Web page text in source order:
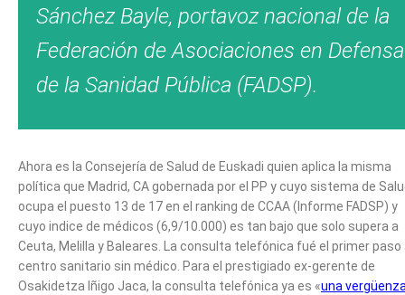
Sánchez Bayle, portavoz nacional de la
Federación de Asociaciones en Defensa
de la Sanidad Pública (FADSP).
Ahora es la Consejería de Salud de Euskadi quien aplica la misma
política que Madrid, CA gobernada por el PP y cuyo sistema de
ocupa el puesto 13 de 17 en el ranking de CCAA (Informe FADSP) y
cuyo indice de médicos (6,9/10.000) es tan bajo que solo supera a
Ceuta, Melilla y Baleares. La consulta telefónica fué el primer paso
centro sanitario sin médico. Para el prestigiado ex-gerente de
Osakidetza Iñigo Jaca, la consulta telefónica ya es «una